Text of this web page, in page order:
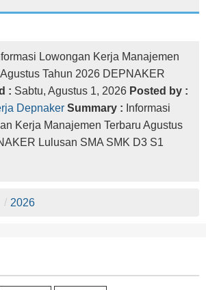
Lowongan Kerja Manajemen
Tahun 2026 DEPNAKER
: Sabtu, Agustus 1, 2026 Posted by :
Depnaker Summary : Informasi
Kerja Manajemen Terbaru Agustus
Lulusan SMA SMK D3 S1
/ 2026